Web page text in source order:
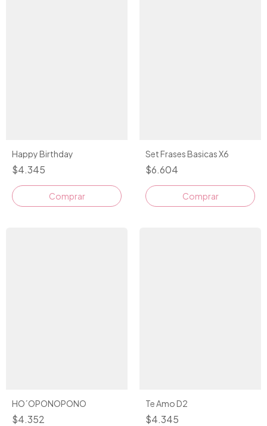
Happy Birthday
$4.345
Comprar
Set Frases Basicas X6
$6.604
HO´OPONOPONO
$4.352
Te Amo D2
$4.345